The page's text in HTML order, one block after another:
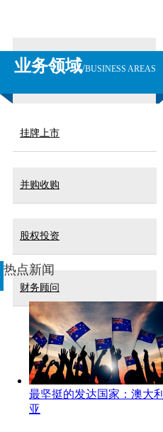
挂牌上市
并购收购
股权投资
财务顾问
热点新闻
最坚挺的发达国家：澳大利
亚
业务领域/BUSINESS AREAS